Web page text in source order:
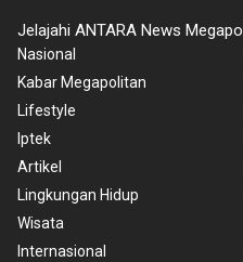
Jelajahi ANTARA News
Nasional
Kabar Megapolitan
Lifestyle
Iptek
Artikel
Lingkungan Hidup
Wisata
Internasional